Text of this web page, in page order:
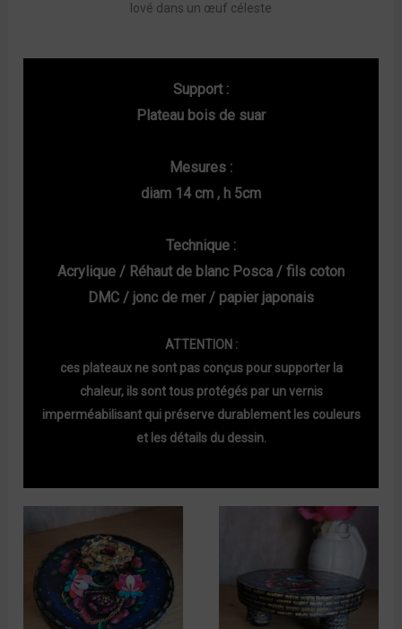
lové dans un œuf céleste
Support :
Plateau bois de suar
Mesures :
diam 14 cm , h 5cm
Technique :
Acrylique / Réhaut de blanc Posca / fils coton
DMC / jonc de mer / papier japonais
ATTENTION :
ces plateaux ne sont pas conçus pour supporter la
chaleur, ils sont tous protégés par un vernis
imperméabilisant qui préserve durablement les couleurs
et les détails du dessin.